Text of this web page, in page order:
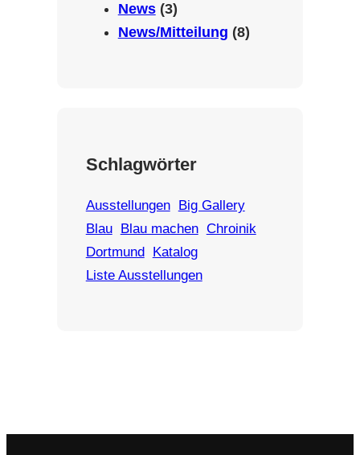
News(3)
News/Mitteilung (8)
Schlagwörter
Ausstellungen Big Gallery
Blau Blau machen Chroinik
Dortmund Katalog
Liste Ausstellungen